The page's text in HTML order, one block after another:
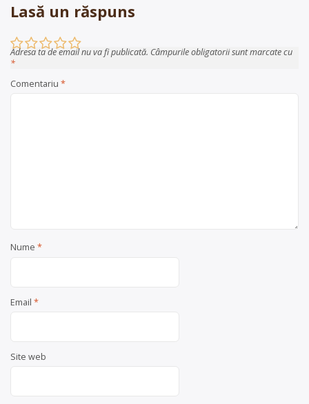
Lasă un răspuns
Adresa ta de email nu va fi publicată. Câmpurile obligatorii sunt marcate cu
*
Comentariu *
Nume *
Email *
Site web